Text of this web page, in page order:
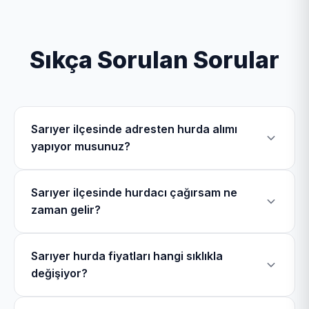
Sıkça Sorulan Sorular
Sarıyer ilçesinde adresten hurda alımı
yapıyor musunuz?
Poligon Mahallesi, Kocataş Mahallesi, Maden
Mahallesi, Kazım Karabekir Paşa Mahallesi dahil
olmak üzere toplam 37 mahallede mobil
ekiplerimizle hurdacılık hizmeti veriyoruz.
Sarıyer ilçesinde hurdacı çağırsam ne
zaman gelir?
arayarak hurdacı çağırdığınızda 43 dakika içerisinde
bulunduğunuz konuma geliyoruz.
Sarıyer hurda fiyatları hangi sıklıkla
değişiyor?